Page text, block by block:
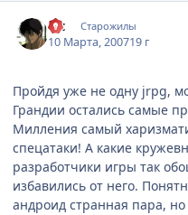
Kit Старожилы
10 Марта, 200719 г
Пройдя уже не одну jrpg,
Грандии остались самые
Милления самый
спецатаки! А какие
разработчики игры так
избавились от него.
андроид странная пара, но